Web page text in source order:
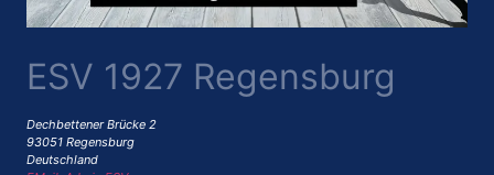
ESV 1927 Regensburg
Dechbettener Brücke 2
93051 Regensburg
Deutschland